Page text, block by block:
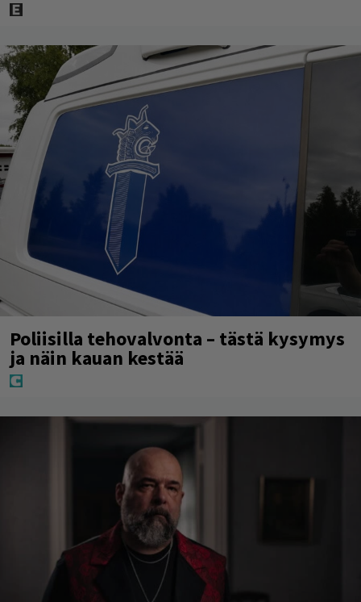
Poliisilla tehovalvonta – tästä kysymys
ja näin kauan kestää